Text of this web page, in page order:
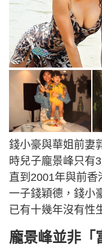
錢小豪與華姐前妻
時兒子龐景峰只有
直到2001年與前香
一子錢穎德，錢小
已有十幾年沒有性
龐景峰並非「